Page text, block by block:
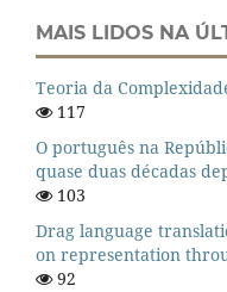
MAIS LIDOS NA
Teoria da
117
O português na
quase duas décadas
103
Drag language
on representation
92